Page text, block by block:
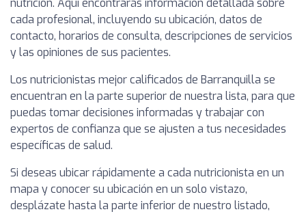
nutrición. Aquí encontrarás información detallada sobre
cada profesional, incluyendo su ubicación, datos de
contacto, horarios de consulta, descripciones de servicios
y las opiniones de sus pacientes.
Los nutricionistas mejor calificados de Barranquilla se
encuentran en la parte superior de nuestra lista, para que
puedas tomar decisiones informadas y trabajar con
expertos de confianza que se ajusten a tus necesidades
específicas de salud.
Si deseas ubicar rápidamente a cada nutricionista en un
mapa y conocer su ubicación en un solo vistazo,
desplázate hasta la parte inferior de nuestro listado,